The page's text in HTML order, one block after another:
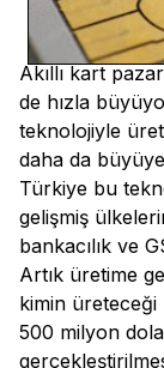
Akıllı kart
de hızla
teknolojiyle
daha da
Türkiye bu
gelişmiş
bankacılık ve
Artık üretime
kimin
500 milyon